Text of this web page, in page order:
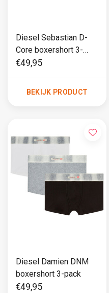
Diesel Sebastian D-
Core boxershort 3-
pack
€49,95
BEKIJK PRODUCT
Diesel Damien DNM
boxershort 3-pack
€49,95